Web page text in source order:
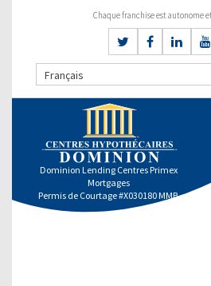
Chaque franchise est autonome
Français
Dominion Lending Centres Primex
Mortgages
Permis de Courtage #X030180 MMB